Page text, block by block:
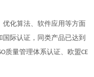
化算法、软件应用等方面
际认证，同类产品已达到
质量管理体系认证、欧盟CE